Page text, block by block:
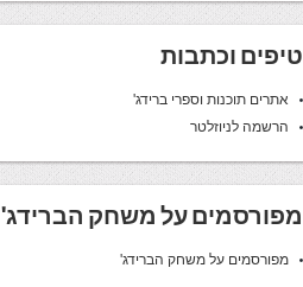
טיפים וכתבות
אתרים תוכנות וספרי ברידג'
הרשמה לניוזלטר
מפורסמים על משחק הברידג'
מפורסמים על משחק הברידג'